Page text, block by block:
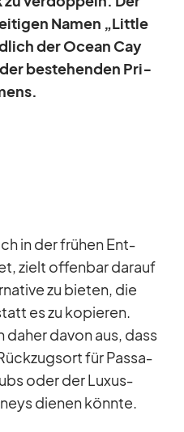
Na­men „Little
der Ocean Cay
der be­stehen­den Pri­
in der frü­hen Ent­
zielt of­fen­bar dar­auf
zu bie­ten, die
es zu ko­pie­ren.
da­von aus, dass
für Pas­sa­
oder der Lu­xus­
die­nen könnte.